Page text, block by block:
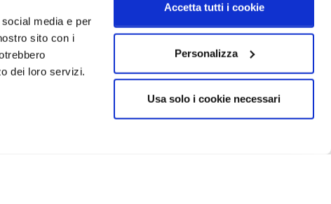
media e per
sito con i
dei loro servizi.
Accetta tutti i cookie
Personalizza
Usa solo i cookie necessari